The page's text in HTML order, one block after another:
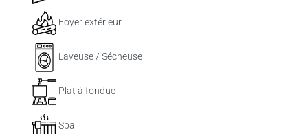
Foyer extérieur
Laveuse / Sécheuse
Plat à fondue
Spa